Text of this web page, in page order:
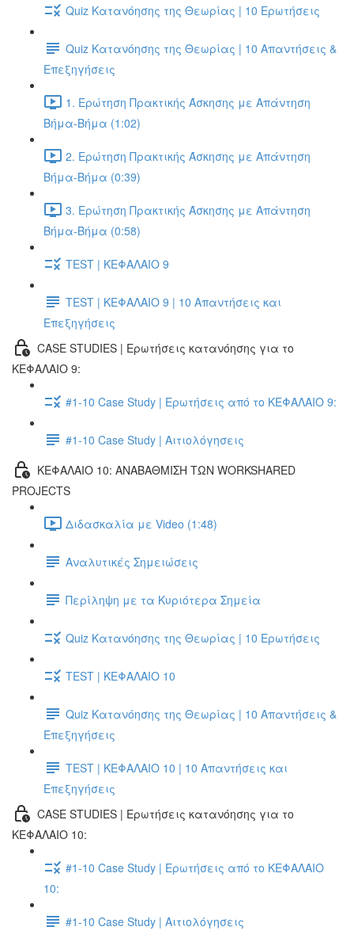
Quiz Κατανόησης της Θεωρίας | 10 Ερωτήσεις
Quiz Κατανόησης της Θεωρίας | 10 Απαντήσεις &
Επεξηγήσεις
1. Ερώτηση Πρακτικής Άσκησης με Απάντηση
Βήμα-Βήμα (1:02)
2. Ερώτηση Πρακτικής Άσκησης με Απάντηση
Βήμα-Βήμα (0:39)
3. Ερώτηση Πρακτικής Άσκησης με Απάντηση
Βήμα-Βήμα (0:58)
TEST | ΚΕΦΑΛΑΙΟ 9
TEST | ΚΕΦΑΛΑΙΟ 9 | 10 Απαντήσεις και
Επεξηγήσεις
CASE STUDIES | Ερωτήσεις κατανόησης για το
ΚΕΦΑΛΑΙΟ 9:
#1-10 Case Study | Ερωτήσεις από το ΚΕΦΑΛΑΙΟ 9:
#1-10 Case Study | Αιτιολόγησεις
ΚΕΦΑΛΑΙΟ 10: ΑΝΑΒΑΘΜΙΣΗ ΤΩΝ WORKSHARED
PROJECTS
Διδασκαλία με Video (1:48)
Αναλυτικές Σημειώσεις
Περίληψη με τα Κυριότερα Σημεία
Quiz Κατανόησης της Θεωρίας | 10 Ερωτήσεις
TEST | ΚΕΦΑΛΑΙΟ 10
Quiz Κατανόησης της Θεωρίας | 10 Απαντήσεις &
Επεξηγήσεις
TEST | ΚΕΦΑΛΑΙΟ 10 | 10 Απαντήσεις και
Επεξηγήσεις
CASE STUDIES | Ερωτήσεις κατανόησης για το
ΚΕΦΑΛΑΙΟ 10:
#1-10 Case Study | Ερωτήσεις από το ΚΕΦΑΛΑΙΟ
10:
#1-10 Case Study | Αιτιολόγησεις